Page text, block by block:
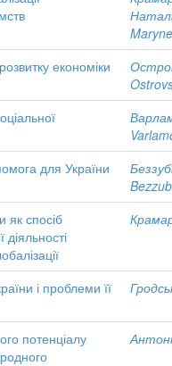
економіки
для України
як спосіб
і проблеми її
потенціалу